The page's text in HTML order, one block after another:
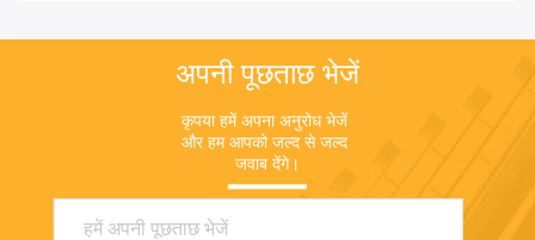
अपनी पूछताछ भेजें
कृपया हमें अपना अनुरोध भेजें
और हम आपको जल्द से जल्द
जवाब देंगे।